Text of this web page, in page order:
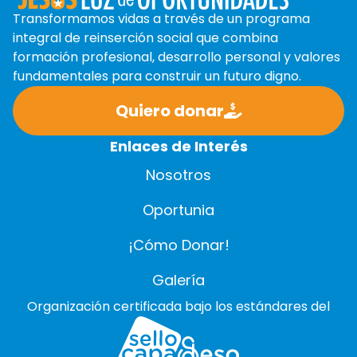
Transformamos vidas a través de un programa
integral de reinserción social que combina
formación profesional, desarrollo personal y valores
fundamentales para construir un futuro digno.
Quiero donar
Enlaces de Interés
Nosotros
Oportunia
¡Cómo Donar!
Galería
Organización certificada bajo los estándares del